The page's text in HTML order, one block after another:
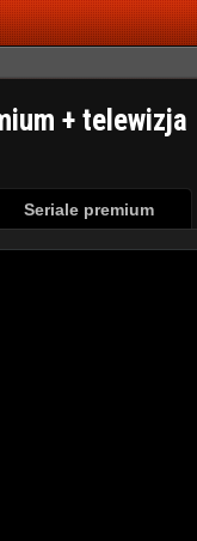
+ telewizja
Seriale premium